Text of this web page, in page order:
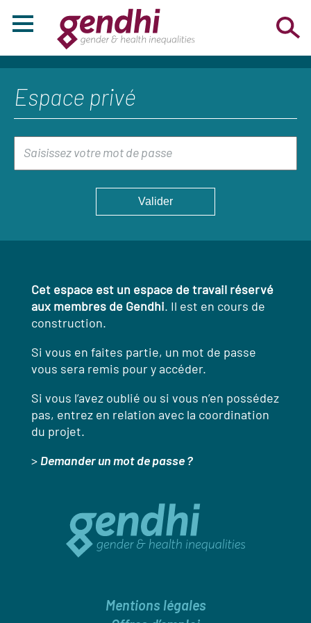
Espace privé
Cet espace est un espace de travail réservé
aux membres de Gendhi. Il est en cours de
construction.
Si vous en faites partie, un mot de passe
vous sera remis pour y accéder.
Si vous l’avez oublié ou si vous n’en possédez
pas, entrez en relation avec la coordination
du projet.
> Demander un mot de passe ?
Mentions légales